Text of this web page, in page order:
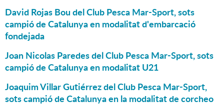
David Rojas Bou del Club Pesca Mar-Sport, sots
campió de Catalunya en modalitat d'embarcació
fondejada
Joan Nicolas Paredes del Club Pesca Mar-Sport, sots
campió de Catalunya en modalitat U21
Joaquim Villar Gutiérrez del Club Pesca Mar-Sport,
sots campió de Catalunya en la modalitat de corcheo